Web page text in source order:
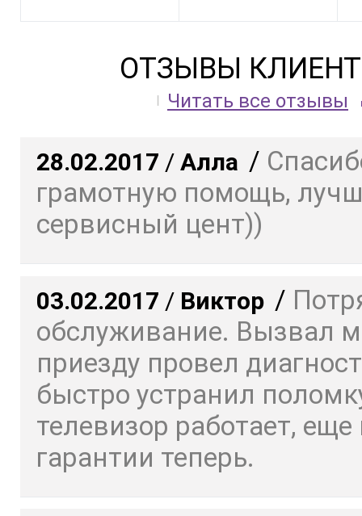
ОТЗЫВЫ
Читать все отзывы
28.02.2017 / Алла /
грамотную помощь,
сервисный цент))
03.02.2017 / Виктор /
обслуживание. Вызвал
приезду провел
быстро устранил
телевизор работает, еще
гарантии теперь.